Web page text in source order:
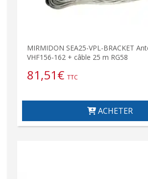
MIRMIDON SEA25-VPL-BRACKET
VHF156-162 + câble 25 m RG58
81,51€ TTC
ACHETER